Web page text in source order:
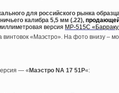
для российского рынка
калибра 5,5 мм (.22),
версия МР-515С
винтовок «Маэстро». На фото внизу –
— « Маэстро NA 17 51P«: